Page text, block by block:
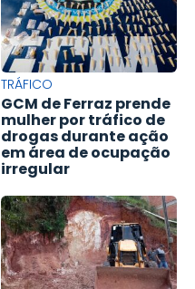
TRÁFICO
GCM de Ferraz prende
mulher por tráfico de
drogas durante ação
em área de ocupação
irregular